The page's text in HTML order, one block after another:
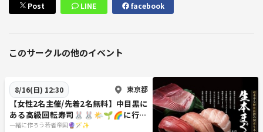
Post LINE facebook
このサークルの他のイベント
8/16(日) 12:30 東京都
【女性2名主催/先着2名無料】中目黒に
ある高級回転寿司🐰🐰🌤️🌱🌈に行こ
う✨✨20代30代限定
一緒に作ろう若者帝国🔮🪄︎︎✨